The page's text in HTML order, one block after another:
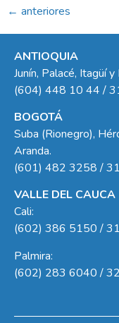
← anteriores
ANTIOQUIA
Junín, Palacé, Itagüí
(604) 448 10 44 /
BOGOTÁ
Suba (Rionegro),
Aranda.
(601) 482 3258 /
VALLE DEL CAUCA
Cali:
(602) 386 5150 /
Palmira:
(602) 283 6040 /